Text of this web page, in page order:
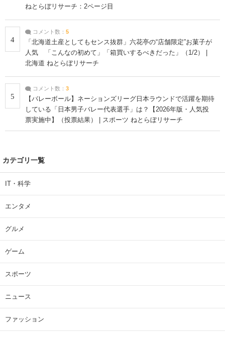
ねとらぼリサーチ：2ページ目
4
コメント数： 5
「北海道土産としてもセンス抜群」六花亭の“店舗限定”お菓子が
人気 「こんなの初めて」「箱買いするべきだった」（1/2） |
北海道 ねとらぼリサーチ
5
コメント数： 3
【バレーボール】ネーションズリーグ日本ラウンドで活躍を期待
している「日本男子バレー代表選手」は？【2026年版・人気投
票実施中】（投票結果） | スポーツ ねとらぼリサーチ
カテゴリ一覧
IT・科学
エンタメ
グルメ
ゲーム
スポーツ
ニュース
ファッション